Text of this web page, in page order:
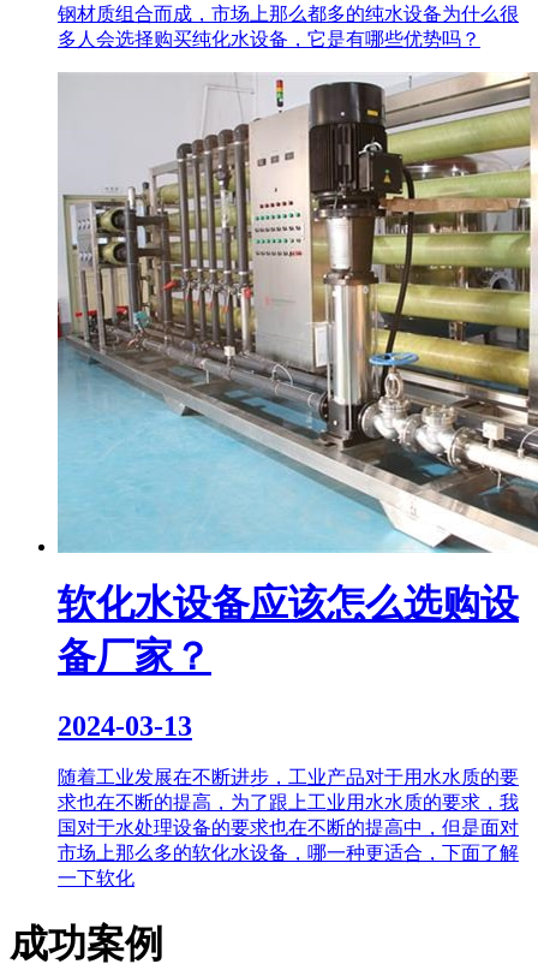
钢材质组合而成，市场上那么都多的纯水设备为什么很
多人会选择购买纯化水设备，它是有哪些优势吗？
软化水设备应该怎么选购设
备厂家？
2024-03-13
随着工业发展在不断进步，工业产品对于用水水质的要
求也在不断的提高，为了跟上工业用水水质的要求，我
国对于水处理设备的要求也在不断的提高中，但是面对
市场上那么多的软化水设备，哪一种更适合，下面了解
一下软化
成功案例